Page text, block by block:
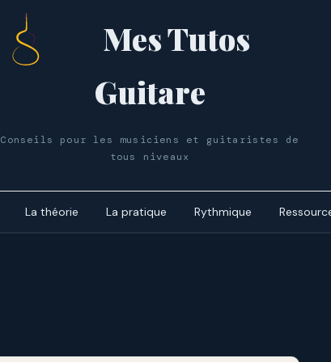
Mes Tutos
Guitare
Conseils pour les musiciens et guitaristes de
tous niveaux
La théorie La pratique Rythmique